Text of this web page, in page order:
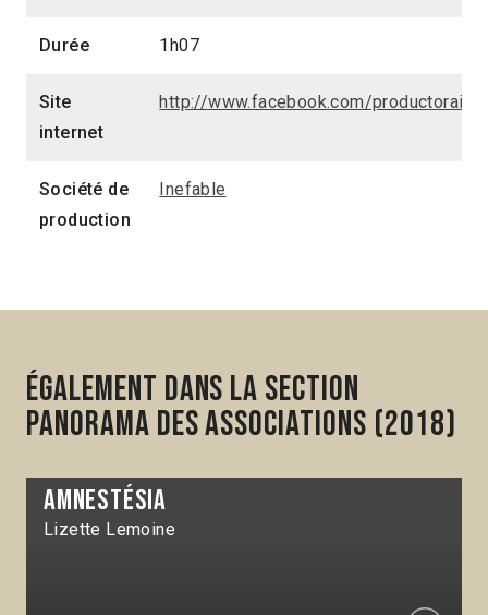
Durée 1h07
Site
internet
http://www.facebook.com/
Société de
production
Inefable
Également dans la section
Panorama des associations (2018)
Amnestésia
Lizette Lemoine